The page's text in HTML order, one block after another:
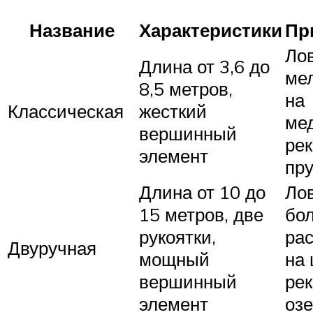
Название
Характеристики
Классическая
Длина от 3,6 до
8,5 метров,
жесткий
вершинный
элемент
на
Двуручная
Длина от 10 до
15 метров, две
рукоятки,
мощный
вершинный
элемент
на